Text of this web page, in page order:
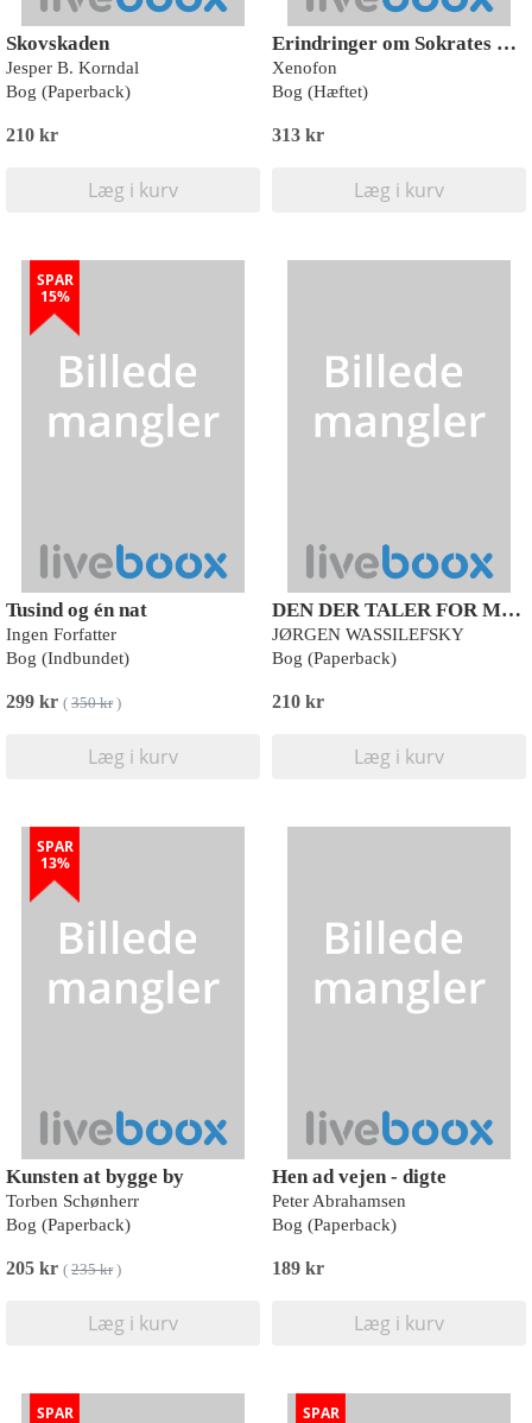
Skovskaden
Jesper B. Korndal
Bog (Paperback)
210 kr
Læg i kurv
Erindringer om Sokrates og Sokrates' forsvarstale
Xenofon
Bog (Hæftet)
313 kr
Læg i kurv
SPAR
15%
Tusind og én nat
Ingen Forfatter
Bog (Indbundet)
299 kr ( 350 kr)
Læg i kurv
DEN DER TALER FOR MEGET MISTER FOR EVIGT SIN TID
JØRGEN WASSILEFSKY
Bog (Paperback)
210 kr
Læg i kurv
SPAR
13%
Kunsten at bygge by
Torben Schønherr
Bog (Paperback)
205 kr ( 235 kr)
Læg i kurv
Hen ad vejen - digte
Peter Abrahamsen
Bog (Paperback)
189 kr
Læg i kurv
SPAR
SPAR